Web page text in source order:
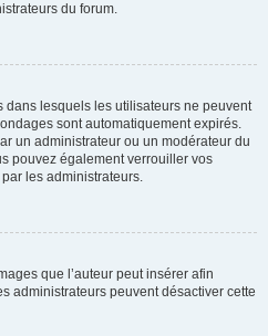
du forum.
dans lesquels les utilisateurs ne peuvent
sont automatiquement expirés.
un administrateur ou un modérateur du
pouvez également verrouiller vos
les administrateurs.
que l’auteur peut insérer afin
administrateurs peuvent désactiver cette